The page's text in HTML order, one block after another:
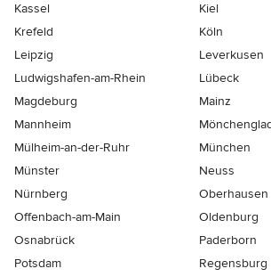
Kassel
Kiel
Krefeld
Köln
Leipzig
Leverkusen
Ludwigshafen-am-Rhein
Lübeck
Magdeburg
Mainz
Mannheim
Mülheim-an-der-Ruhr
München
Münster
Neuss
Nürnberg
Oberhausen
Offenbach-am-Main
Oldenburg
Osnabrück
Paderborn
Potsdam
Regensburg